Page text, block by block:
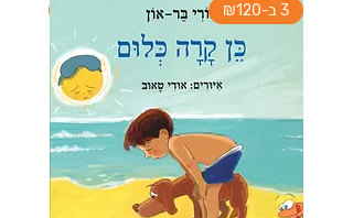
3 ב-₪120